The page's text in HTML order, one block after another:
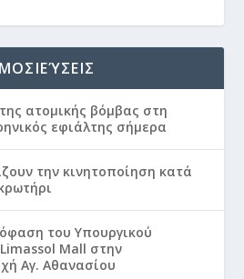
ατομικής βόμβας στη
εφιάλτης σήμερα
την κινητοποίηση κατά
του Υπουργικού
Mall στην
Αγ. Αθανασίου